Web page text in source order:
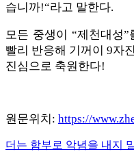
습니까!“라고 말한다.
모든 중생이 “제천대성
빨리 반응해 기꺼이 9자
진심으로 축원한다!
원문위치: https://
글
Previous
더는 함부로 악념을 내지